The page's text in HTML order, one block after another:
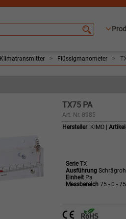
Klimatransmitter > Flüssigmanometer >
TX75 PA
Art. Nr. 8985
Hersteller: KIMO |
SerieTX
Ausführung
Einheit Pa
Messbereich 75 - 0 - 75